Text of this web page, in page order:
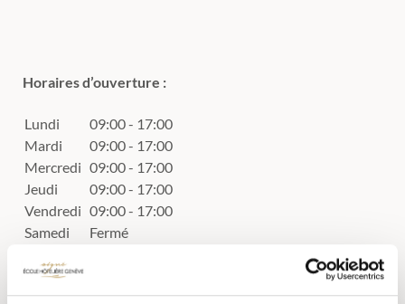
Horaires d’ouverture :
Lundi
09:00 - 17:00
Mardi
09:00 - 17:00
Mercredi 09:00 - 17:00
Jeudi
09:00 - 17:00
Vendredi 09:00 - 17:00
Samedi
Fermé